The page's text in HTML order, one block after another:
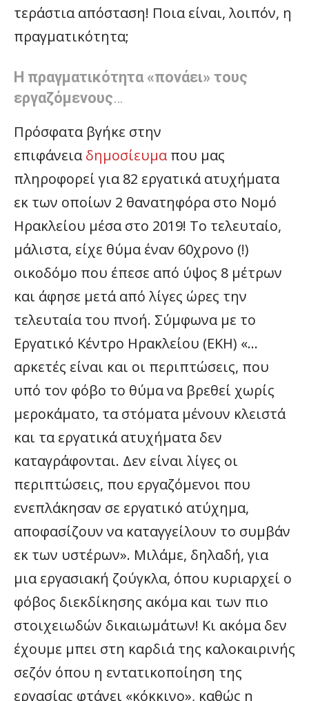
τεράστια απόσταση! Ποια είναι, λοιπόν, η
πραγματικότητα;
Η πραγματικότητα «πονάει» τους
εργαζόμενους…
Πρόσφατα βγήκε στην
επιφάνειαδημοσίευμαπου μας
πληροφορεί για 82 εργατικά ατυχήματα
εκ των οποίων 2 θανατηφόρα στο Νομό
Ηρακλείου μέσα στο 2019! Το τελευταίο,
μάλιστα, είχε θύμα έναν 60χρονο (!)
οικοδόμο που έπεσε από ύψος 8 μέτρων
και άφησε μετά από λίγες ώρες την
τελευταία του πνοή. Σύμφωνα με το
Εργατικό Κέντρο Ηρακλείου (ΕΚΗ) «…
αρκετές είναι και οι περιπτώσεις, που
υπό τον φόβο το θύμα να βρεθεί χωρίς
μεροκάματο, τα στόματα μένουν κλειστά
και τα εργατικά ατυχήματα δεν
καταγράφονται. Δεν είναι λίγες οι
περιπτώσεις, που εργαζόμενοι που
ενεπλάκησαν σε εργατικό ατύχημα,
αποφασίζουν να καταγγείλουν το συμβάν
εκ των υστέρων». Μιλάμε, δηλαδή, για
μια εργασιακή ζούγκλα, όπου κυριαρχεί ο
φόβος διεκδίκησης ακόμα και των πιο
στοιχειωδών δικαιωμάτων! Κι ακόμα δεν
έχουμε μπει στη καρδιά της καλοκαιρινής
σεζόν όπου η εντατικοποίηση της
εργασίας φτάνει «κόκκινο», καθώς η